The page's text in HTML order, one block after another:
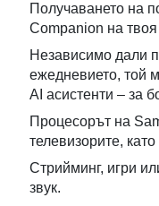
Получаването на
Companion на твоя
Независимо дали
ежедневието, той
AI асистенти – за
Процесорът на
телевизорите,
Стрийминг, игри
звук.